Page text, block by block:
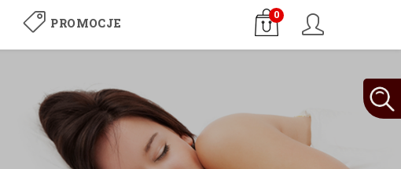
PROMOCJE
0